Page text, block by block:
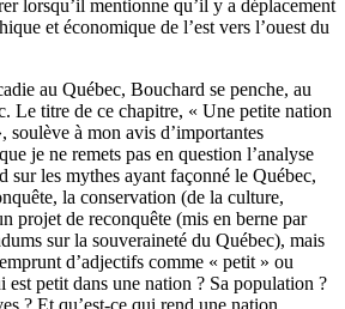
lorsqu’il mentionne qu’il y a déplacement
et économique de l’est vers l’ouest du
au Québec, Bouchard se penche, au
Le titre de ce chapitre, « Une petite nation
soulève à mon avis d’importantes
je ne remets pas en question l’analyse
sur les mythes ayant façonné le Québec,
la conservation (de la culture,
projet de reconquête (mis en berne par
sur la souveraineté du Québec), mais
d’adjectifs comme « petit » ou
est petit dans une nation ? Sa population ?
? Et qu’est-ce qui rend une nation